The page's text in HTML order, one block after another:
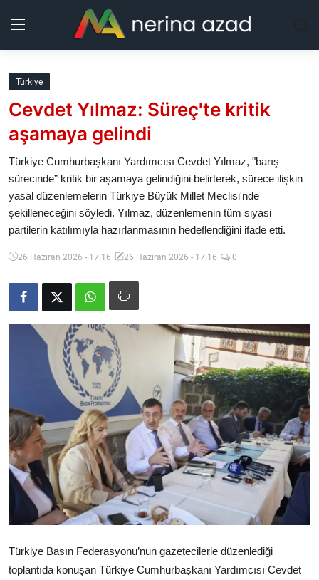
Kurdistan
Bölgeler
Güncel
Analiz
Makaleler
Galeri
Video
Yazarlar
İletişim
Türkçe Kurdi
Türkiye
Cevdet Yılmaz: Süreç'te kritik
aşamaya gelindi
Türkiye Cumhurbaşkanı Yardımcısı Cevdet Yılmaz, "barış
sürecinde” kritik bir aşamaya gelindiğini belirterek, sürece ilişkin
yasal düzenlemelerin Türkiye Büyük Millet Meclisi'nde
şekilleneceğini söyledi. Yılmaz, düzenlemenin tüm siyasi
partilerin katılımıyla hazırlanmasının hedeflendiğini ifade etti.
26 Haziran 2026 - 17:16 26 Haziran 2026 - 17:16 0
Türkiye Basın Federasyonu’nun gazetecilerle düzenlediği
toplantıda konuşan Türkiye Cumhurbaşkanı Yardımcısı Cevdet